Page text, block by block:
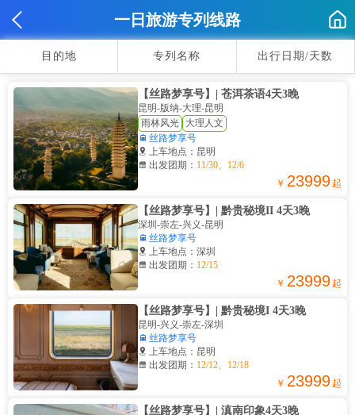
一日旅游专列线路
目的地 专列名称 出行日期/天数
【丝路梦享号】| 苍洱茶语4天3晚
昆明-版纳-大理-昆明
雨林风光
大理人文
 丝路梦享号
 上车地点：昆明
 出发团期： 11/30、12/6
￥ 23999 起
【丝路梦享号】| 黔贵秘境II 4天3晚
深圳-崇左-兴义-昆明
 丝路梦享号
 上车地点：深圳
 出发团期： 12/15
￥ 23999 起
【丝路梦享号】| 黔贵秘境I 4天3晚
昆明-兴义-崇左-深圳
 丝路梦享号
 上车地点：昆明
 出发团期： 12/12、12/18
￥ 23999 起
【丝路梦享号】| 滇南印象4天3晚